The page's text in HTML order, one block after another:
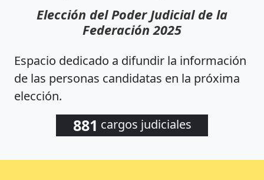
Elección del Poder Judicial de la
Federación 2025
Espacio dedicado a difundir la información
de las personas candidatas en la próxima
elección.
881 cargos judiciales